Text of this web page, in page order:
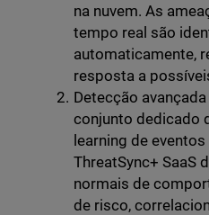
na nuvem. As
tempo real são
automaticamente,
resposta a
Detecção
conjunto dedicado
learning de eventos
ThreatSync+ SaaS
normais de
de risco,